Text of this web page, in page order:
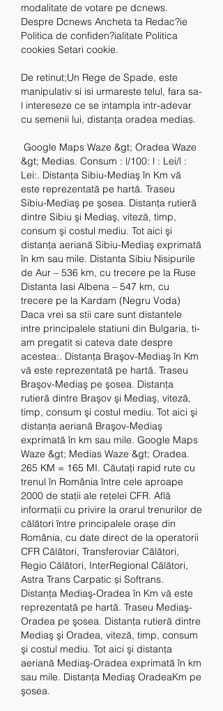
modalitate de votare pe dcnews.
Despre Dcnews Ancheta ta Redac?ie
Politica de confiden?ialitate Politica
cookies Setari cookie.
De retinut;Un Rege de Spade, este
manipulativ si isi urmareste telul, fara sa-
l intereseze ce se intampla intr-adevar
cu semenii lui, distanța oradea mediaș.
&gt; Medias. Consum : l/100: l : Lei/l :
Lei:. Distanţa Sibiu-Mediaş în Km vă
este reprezentată pe hartă. Traseu
Sibiu-Mediaş pe şosea. Distanţa rutieră
dintre Sibiu şi Mediaş, viteză, timp,
consum şi costul mediu. Tot aici şi
distanţa aeriană Sibiu-Mediaş exprimată
în km sau mile. Distanta Sibiu Nisipurile
de Aur – 536 km, cu trecere pe la Ruse
Distanta Iasi Albena – 547 km, cu
trecere pe la Kardam (Negru Voda)
Daca vrei sa stii care sunt distantele
intre principalele statiuni din Bulgaria, ti-
am pregatit si cateva date despre
acestea:. Distanţa Braşov-Mediaş în Km
vă este reprezentată pe hartă. Traseu
Braşov-Mediaş pe şosea. Distanţa
rutieră dintre Braşov şi Mediaş, viteză,
timp, consum şi costul mediu. Tot aici şi
distanţa aeriană Braşov-Mediaş
exprimată în km sau mile. Google Maps
Waze &gt; Medias Waze &gt; Oradea.
265 KM = 165 MI. Căutați rapid rute cu
trenul în România între cele aproape
2000 de stații ale rețelei CFR. Află
informații cu privire la orarul trenurilor de
călători între principalele orașe din
România, cu date direct de la operatorii
CFR Călători, Transferoviar Călători,
Regio Călători, InterRegional Călători,
Astra Trans Carpatic și Softrans.
Distanţa Mediaş-Oradea în Km vă este
reprezentată pe hartă. Traseu Mediaş-
Oradea pe şosea. Distanţa rutieră dintre
Mediaş şi Oradea, viteză, timp, consum
şi costul mediu. Tot aici şi distanţa
aeriană Mediaş-Oradea exprimată în km
sau mile. Distanţa Mediaş OradeaKm pe
şosea.